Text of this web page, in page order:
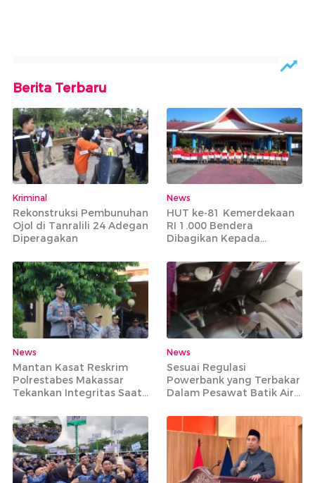
Berita Terbaru
Kriminal
Rekonstruksi Pembunuhan
Ojol di Tanralili 24 Adegan
Diperagakan
News
HUT ke-81 Kemerdekaan
RI 1.000 Bendera
Dibagikan Kepada
News
Mantan Kasat Reskrim
Polrestabes Makassar
Tekankan Integritas Saat
Mapolres Maros
News
Sesuai Regulasi
Powerbank yang Terbakar
Dalam Pesawat Batik Air
Bisa Dibawa